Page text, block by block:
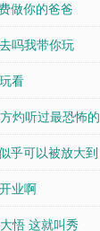
做你的爸爸
吗我带你玩
看
灼听过最恐怖的
乎可以被放大到
业啊
悟 这就叫秀